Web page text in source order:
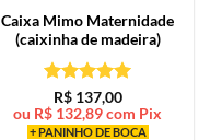
Caixa Mimo Maternidade
(caixinha de madeira)
Avaliação5
de 5
R$137,00
ou R$ 132,89com Pix
+ PANINHO DE BOCA